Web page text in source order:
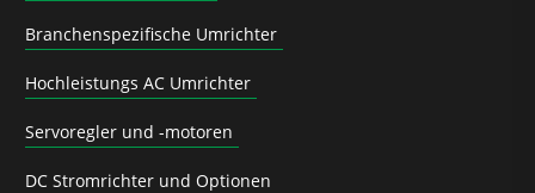
Branchenspezifische Umrichter
Hochleistungs AC Umrichter
Servoregler und -motoren
DC Stromrichter und Optionen